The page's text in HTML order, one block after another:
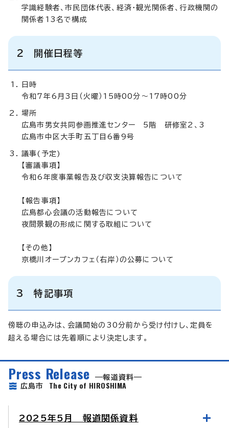
学識経験者、市民団体代表、経済・観光関係者、行政機関の
関係者13名で構成
2 開催日程等
日時
令和7年6月3日（火曜）15時00分～17時00分
場所
広島市男女共同参画推進センター 5階 研修室2、3
広島市中区大手町五丁目6番9号
議事(予定)
【審議事項】
令和6年度事業報告及び収支決算報告について
【報告事項】
広島都心会議の活動報告について
夜間景観の形成に関する取組について
【その他】
京橋川オープンカフェ（右岸）の公募について
3 特記事項
傍聴の申込みは、会議開始の30分前から受け付けし、定員を
超える場合には先着順により決定します。
Press Release
報道資料
広島市 The City of HIROSHIMA
2025年5月 報道関係資料